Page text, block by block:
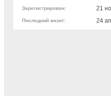
Зарегистрирован: 21
Последний визит: 24